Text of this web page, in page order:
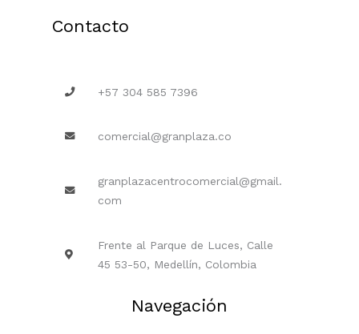
Contacto
+57 304 585 7396
comercial@granplaza.co
granplazacentrocomercial@gmail.
com
Frente al Parque de Luces, Calle
45 53-50, Medellín, Colombia
Navegación